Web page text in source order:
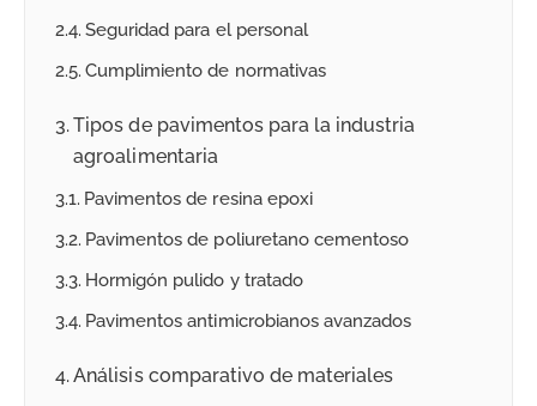
Seguridad para el personal
Cumplimiento de normativas
Tipos de pavimentos para la industria
agroalimentaria
Pavimentos de resina epoxi
Pavimentos de poliuretano cementoso
Hormigón pulido y tratado
Pavimentos antimicrobianos avanzados
Análisis comparativo de materiales